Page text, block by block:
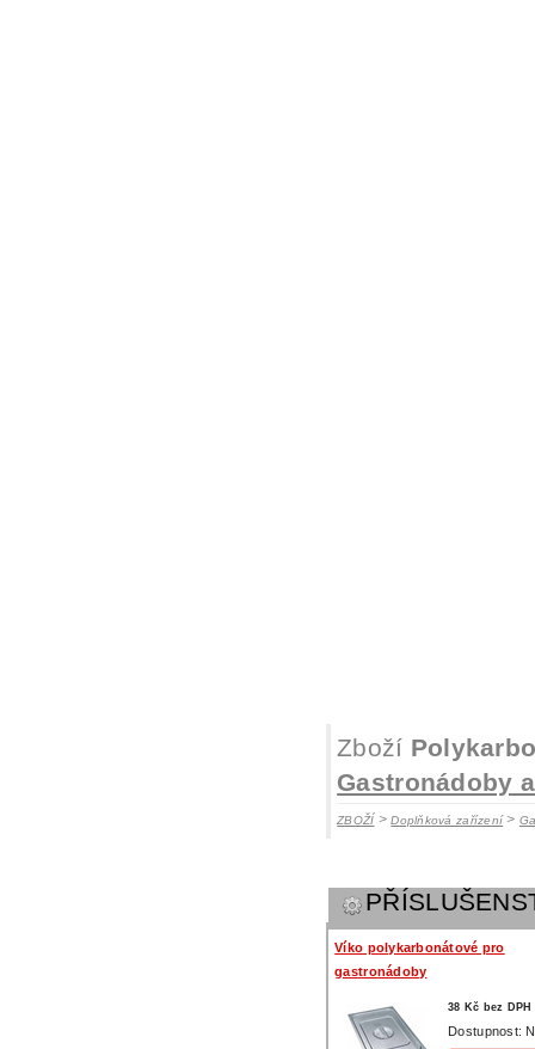
Zboží
Gastronádoby
ZBOŽÍ >Doplňková zařízení>
Víko polykarbonátové pro
gastronádoby
38 Kč bez DPH
Dostupnost: